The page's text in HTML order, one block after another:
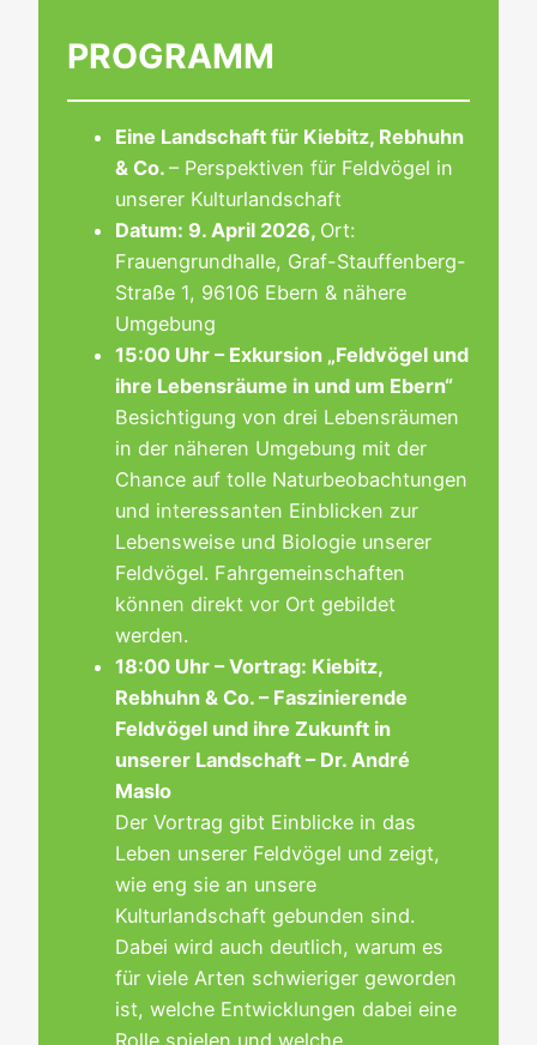
PROGRAMM
Eine Landschaft für Kiebitz, Rebhuhn
& Co. – Perspektiven für Feldvögel in
unserer Kulturlandschaft
Datum: 9. April 2026, Ort:
Frauengrundhalle, Graf-Stauffenberg-
Straße 1, 96106 Ebern & nähere
Umgebung
15:00 Uhr – Exkursion „Feldvögel und
ihre Lebensräume in und um Ebern“
Besichtigung von drei Lebensräumen
in der näheren Umgebung mit der
Chance auf tolle Naturbeobachtungen
und interessanten Einblicken zur
Lebensweise und Biologie unserer
Feldvögel. Fahrgemeinschaften
können direkt vor Ort gebildet
werden.
18:00 Uhr – Vortrag: Kiebitz,
Rebhuhn & Co. – Faszinierende
Feldvögel und ihre Zukunft in
unserer Landschaft – Dr. André
Maslo
Der Vortrag gibt Einblicke in das
Leben unserer Feldvögel und zeigt,
wie eng sie an unsere
Kulturlandschaft gebunden sind.
Dabei wird auch deutlich, warum es
für viele Arten schwieriger geworden
ist, welche Entwicklungen dabei eine
Rolle spielen und welche